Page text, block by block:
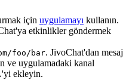
için uygulamayı kullanın.
etkinlikler göndermek
foo/bar. JivoChat'dan mesaj
ve uygulamadaki kanal
ekleyin.